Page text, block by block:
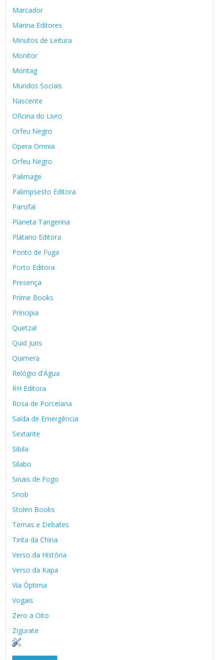
Marcador
Marina Editores
Minutos de Leitura
Monitor
Montag
Mundos Sociais
Nascente
Oficina do Livro
Orfeu Negro
Opera Omnia
Orfeu Negro
Palimage
Palimpsesto Editora
Parsifal
Planeta Tangerina
Plátano Editora
Ponto de Fuga
Porto Editora
Presença
Prime Books
Principia
Quetzal
Quid Juris
Quimera
Relógio d'Água
RH Editora
Rosa de Porcelana
Saída de Emergência
Sextante
Sibila
Sílabo
Sinais de Fogo
Snob
Stolen Books
Temas e Debates
Tinta da China
Verso da História
Verso da Kapa
Via Óptima
Vogais
Zero a Oito
Zigurate